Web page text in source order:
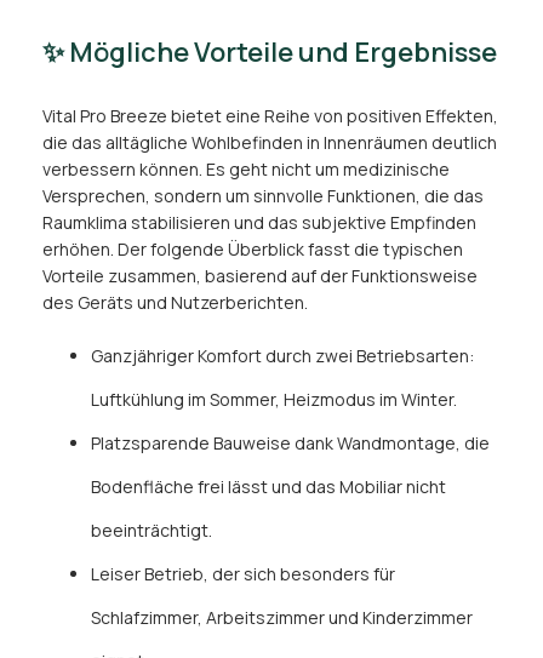
✨ Mögliche Vorteile und Ergebnisse
Vital Pro Breeze bietet eine Reihe von positiven Effekten,
die das alltägliche Wohlbefinden in Innenräumen deutlich
verbessern können. Es geht nicht um medizinische
Versprechen, sondern um sinnvolle Funktionen, die das
Raumklima stabilisieren und das subjektive Empfinden
erhöhen. Der folgende Überblick fasst die typischen
Vorteile zusammen, basierend auf der Funktionsweise
des Geräts und Nutzerberichten.
Ganzjähriger Komfort durch zwei Betriebsarten:
Luftkühlung im Sommer, Heizmodus im Winter.
Platzsparende Bauweise dank Wandmontage, die
Bodenfläche frei lässt und das Mobiliar nicht
beeinträchtigt.
Leiser Betrieb, der sich besonders für
Schlafzimmer, Arbeitszimmer und Kinderzimmer